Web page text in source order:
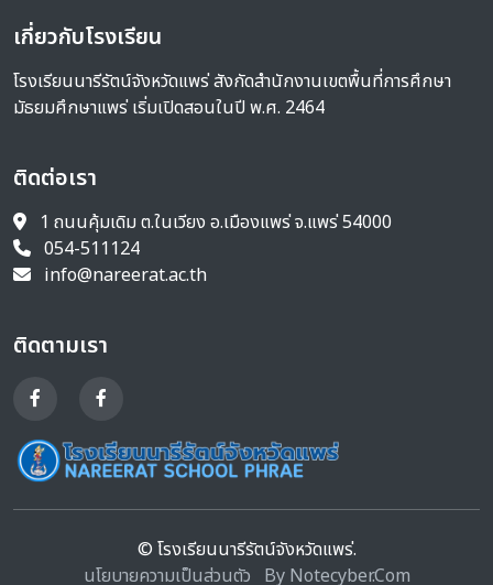
เกี่ยวกับโรงเรียน
โรงเรียนนารีรัตน์จังหวัดแพร่ สังกัดสำนักงานเขตพื้นที่การศึกษา
มัธยมศึกษาแพร่ เริ่มเปิดสอนในปี พ.ศ. 2464
ติดต่อเรา
1 ถนนคุ้มเดิม ต.ในเวียง อ.เมืองแพร่ จ.แพร่ 54000
054-511124
info@nareerat.ac.th
ติดตามเรา
© โรงเรียนนารีรัตน์จังหวัดแพร่.
นโยบายความเป็นส่วนตัว By Notecyber.Com